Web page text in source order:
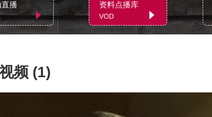
播 资料点播库
VOD
频 (1)